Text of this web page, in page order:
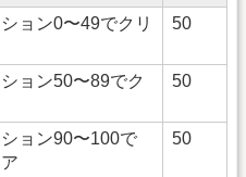
ョン0〜49でクリ
50
ョン50〜89でク
50
ョン90〜100で
50